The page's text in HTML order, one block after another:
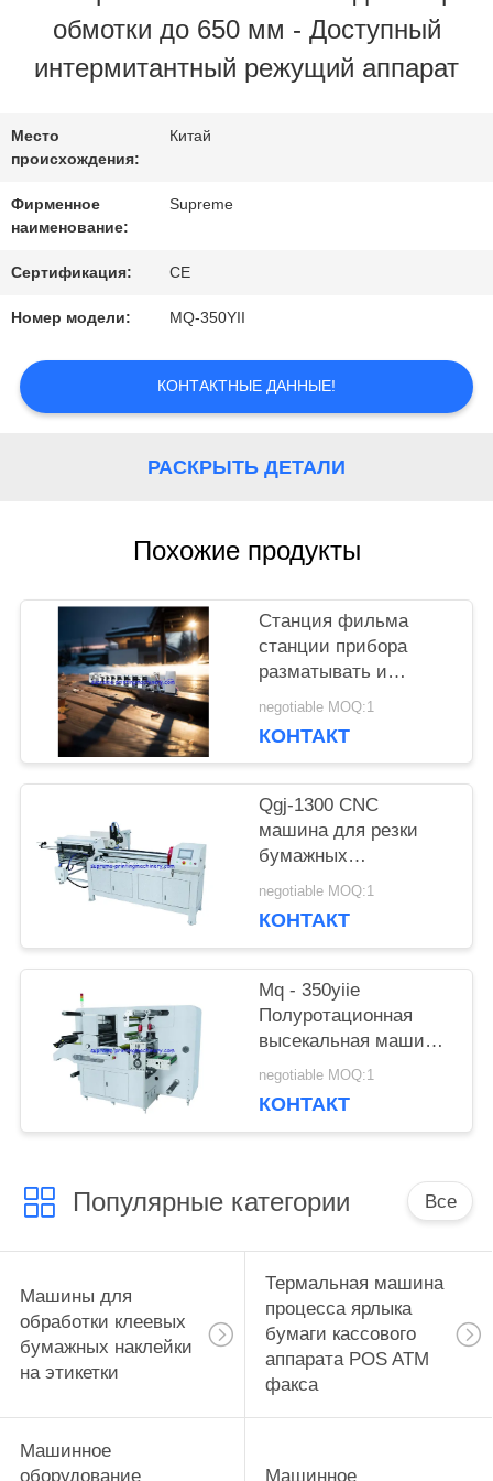
ЗАВОДУ
КОНТРОЛЬ
КАЧЕСТВА
СВЯЖИТЕСЬ
С
НАМИ
ЗАПРОСИТЕ
ПОЛИТИКА
КОНФИДЕНЦИАЛЬНОСТИ
обмотки до 650 мм - Доступный
интермитантный режущий аппарат
Место
происхождения:
Китай
Фирменное
наименование:
Supreme
Сертификация: CE
Номер модели: MQ-350YII
КОНТАКТНЫЕ ДАННЫЕ!
РАСКРЫТЬ ДЕТАЛИ
Похожие продукты
Станция фильма
станции прибора
разматывать и
перематывать
HBRY-W нон-стоп
прокатывая
negotiable MOQ:1
КОНТАКТ
Qgj-1300 CNC
машина для резки
бумажных
пластиковых труб
negotiable MOQ:1
КОНТАКТ
Mq - 350yiie
Полуротационная
высекальная машина
с продольной резкой
negotiable MOQ:1
КОНТАКТ
Популярные категории Все
Машины для
обработки клеевых
бумажных наклейки
на этикетки
Термальная машина
процесса ярлыка
бумаги кассового
аппарата POS ATM
факса
Машинное
оборудование
Машинное